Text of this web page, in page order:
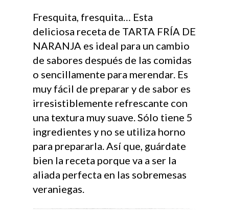
Fresquita, fresquita… Esta
deliciosa receta de TARTA FRÍA DE
NARANJA es ideal para un cambio
de sabores después de las comidas
o sencillamente para merendar. Es
muy fácil de preparar y de sabor es
irresistiblemente refrescante con
una textura muy suave. Sólo tiene 5
ingredientes y no se utiliza horno
para prepararla. Así que, guárdate
bien la receta porque va a ser la
aliada perfecta en las sobremesas
veraniegas.